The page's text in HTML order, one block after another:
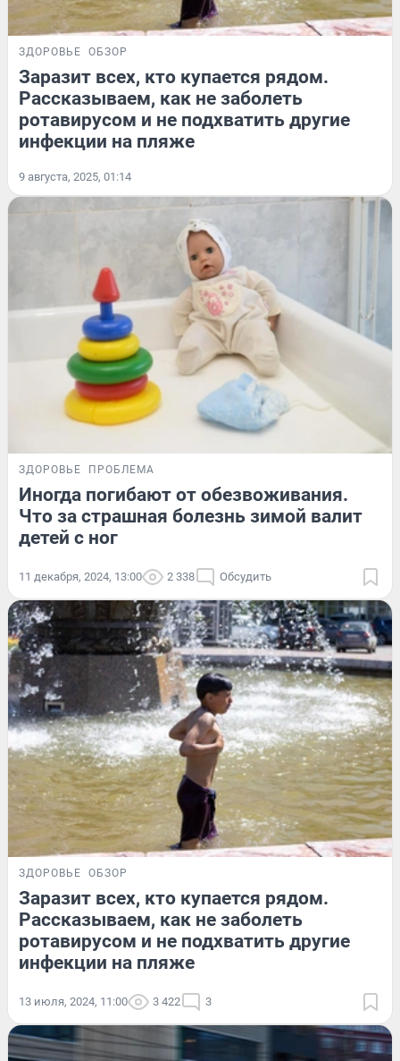
ЗДОРОВЬЕ ОБЗОР
Заразит всех, кто купается рядом.
Рассказываем, как не заболеть
ротавирусом и не подхватить другие
инфекции на пляже
9 августа, 2025, 01:14
ЗДОРОВЬЕ ПРОБЛЕМА
Иногда погибают от обезвоживания.
Что за страшная болезнь зимой валит
детей с ног
11 декабря, 2024, 13:00 2 338 Обсудить
ЗДОРОВЬЕ ОБЗОР
Заразит всех, кто купается рядом.
Рассказываем, как не заболеть
ротавирусом и не подхватить другие
инфекции на пляже
13 июля, 2024, 11:00 3 422 3